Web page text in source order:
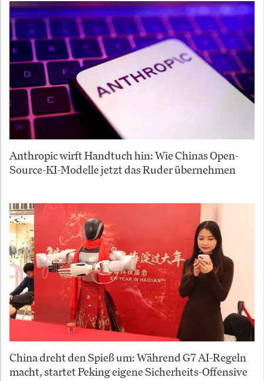
Anthropic wirft Handtuch hin: Wie Chinas Open-
Source-KI-Modelle jetzt das Ruder übernehmen
China dreht den Spieß um: Während G7 AI-Regeln
macht, startet Peking eigene Sicherheits-Offensive